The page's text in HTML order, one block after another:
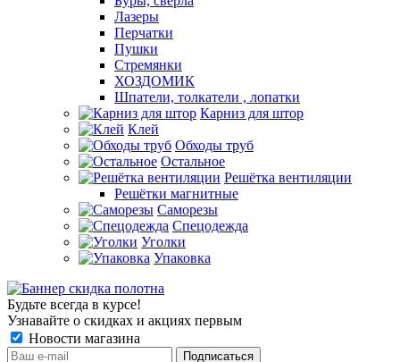
Лазеры
Перчатки
Пушки
Стремянки
ХОЗДОМИК
Шпатели, толкатели , лопатки
Карниз для штор
Клей
Обходы труб
Остальное
Решётка вентиляции
Решётки магнитные
Саморезы
Спецодежда
Уголки
Упаковка
Будьте всегда в курсе!
Узнавайте о скидках и акциях первым
Новости магазина